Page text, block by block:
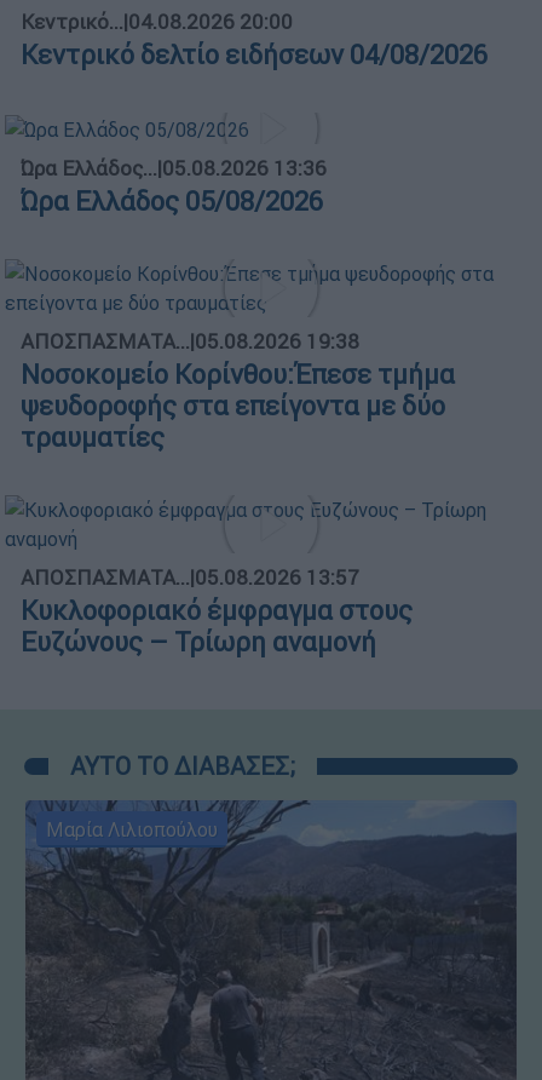
Κεντρικό...|04.08.2026 20:00
Κεντρικό δελτίο ειδήσεων 04/08/2026
Ώρα Ελλάδος...|05.08.2026 13:36
Ώρα Ελλάδος 05/08/2026
ΑΠΟΣΠΑΣΜΑΤΑ...|05.08.2026 19:38
Νοσοκομείο Κορίνθου:Έπεσε τμήμα
ψευδοροφής στα επείγοντα με δύο
τραυματίες
ΑΠΟΣΠΑΣΜΑΤΑ...|05.08.2026 13:57
Κυκλοφοριακό έμφραγμα στους
Ευζώνους – Τρίωρη αναμονή
ΑΥΤΟ ΤΟ ΔΙΑΒΑΣΕΣ;
Μαρία Λιλιοπούλου